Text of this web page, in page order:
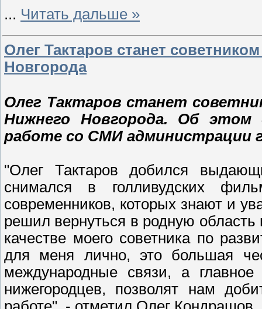
... Читать дальше »
Олег Тактаров станет
Новгорода
Олег Тактаров станет
Нижнего Новгорода. Об этом
работе со СМИ администрации
"Олег Тактаров добился
снимался в голливудских
современников, которых знают и
решил вернуться в родную
качестве моего советника по
для меня лично, это большая
международные связи, а
нижегородцев, позволят нам